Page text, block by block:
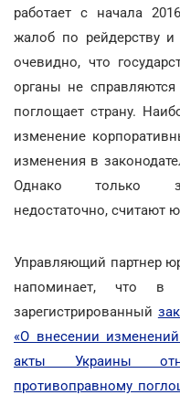
работает с начала
жалоб по рейдерству
очевидно, что
органы не
поглощает страну.
изменение
изменения в
Однако только
недостаточно, считают
Управляющий партнер
напоминает, что в
зарегистрированный
«О внесении
акты Украины
противоправному